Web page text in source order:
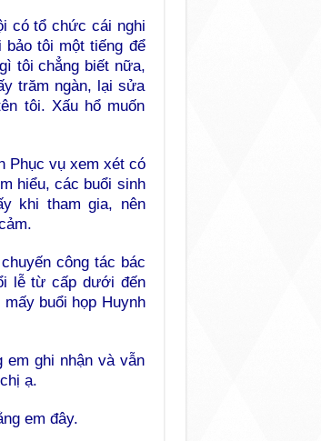
có tổ chức cái nghi
tôi một tiếng để
tôi chẳng biết nữa,
trăm ngàn, lại sửa
tôi. Xấu hổ muốn
Phục vụ xem xét có
hiểu, các buổi sinh
khi tham gia, nên
công tác bác
lễ từ cấp dưới đến
buổi họp Huynh
ghi nhận và vẫn
ạ.
em đây.